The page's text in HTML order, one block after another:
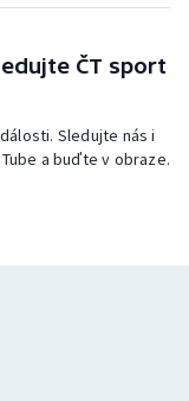
ČT sport
Sledujte nás i
a buďte v obraze.